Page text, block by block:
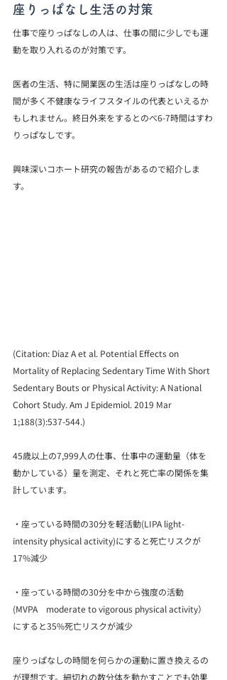
座りっぱなし生活の対策
仕事で座りっぱなしの人は、仕事の間に少しでも運
動を取り入れるのが対策です。
医者の生活、特に開業医の生活は座りっぱなしの時
間が多く不健康なライフスタイルの代表といえるか
もしれません。終日外来をするとのべ6-7時間はすわ
りっぱなしです。
興味深いコホート研究の報告があるので紹介しま
す。
(Citation: Diaz A et al. Potential Effects on
Mortality of Replacing Sedentary Time With Short
Sedentary Bouts or Physical Activity: A National
Cohort Study. Am J Epidemiol. 2019 Mar
1;188(3):537-544.)
45歳以上の7,999人の仕事、仕事中の運動量（体を
動かしている）量を測定、それと死亡率の関係を集
計しています。
・座っている時間の30分を軽活動(LIPA light-
intensity physical activity)にすると死亡リスクが
17%減少
・座っている時間の30分を中から強度の活動
(MVPA　moderate to vigorous physical activity）
にすると35%死亡リスクが減少
座りっぱなしの時間を何らかの運動に置き換えるの
が理想です。細切れの数分体を動かすことでも効果